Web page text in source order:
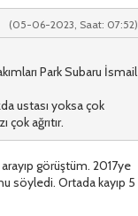
(05-06-2023, Saat: 07:52)
Park Subaru İsmail
ustası yoksa çok
çok ağrıtır.
görüştüm. 2017ye
söyledi. Ortada kayıp 5